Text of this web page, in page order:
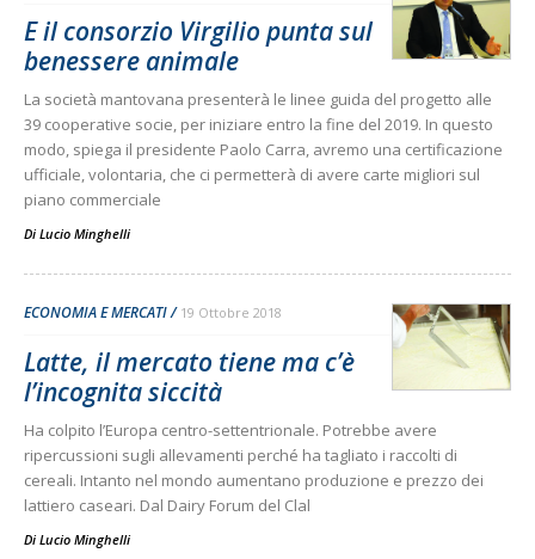
E il consorzio Virgilio punta sul
benessere animale
La società mantovana presenterà le linee guida del progetto alle
39 cooperative socie, per iniziare entro la fine del 2019. In questo
modo, spiega il presidente Paolo Carra, avremo una certificazione
ufficiale, volontaria, che ci permetterà di avere carte migliori sul
piano commerciale
Di Lucio Minghelli
ECONOMIA E MERCATI 19 Ottobre 2018
Latte, il mercato tiene ma c’è
l’incognita siccità
Ha colpito l’Europa centro-settentrionale. Potrebbe avere
ripercussioni sugli allevamenti perché ha tagliato i raccolti di
cereali. Intanto nel mondo aumentano produzione e prezzo dei
lattiero caseari. Dal Dairy Forum del Clal
Di Lucio Minghelli